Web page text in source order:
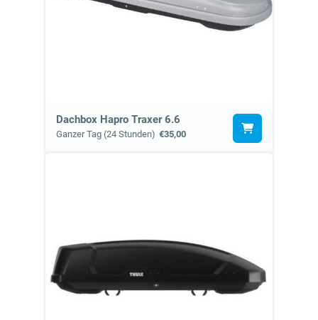
Dachbox Hapro Traxer 6.6
Ganzer Tag (24 Stunden) €35,00